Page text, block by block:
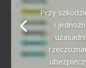
Przy
i